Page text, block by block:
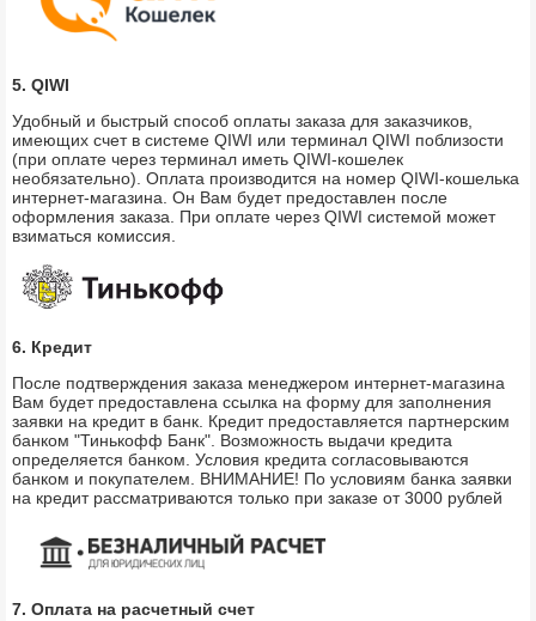
5. QIWI
Удобный и быстрый способ оплаты заказа для заказчиков,
имеющих счет в системе QIWI или терминал QIWI поблизости
(при оплате через терминал иметь QIWI-кошелек
необязательно). Оплата производится на номер QIWI-кошелька
интернет-магазина. Он Вам будет предоставлен после
оформления заказа. При оплате через QIWI системой может
взиматься комиссия.
6. Кредит
После подтверждения заказа менеджером интернет-магазина
Вам будет предоставлена ссылка на форму для заполнения
заявки на кредит в банк. Кредит предоставляется партнерским
банком "Тинькофф Банк". Возможность выдачи кредита
определяется банком. Условия кредита согласовываются
банком и покупателем. ВНИМАНИЕ! По условиям банка заявки
на кредит рассматриваются только при заказе от 3000 рублей
7. Оплата на расчетный счет